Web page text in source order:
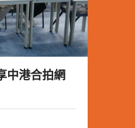
中港合拍網